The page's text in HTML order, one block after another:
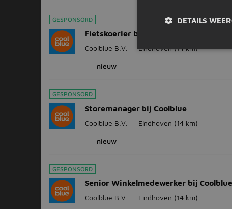
GESPONSORD
Fietskoerier bij Coolblue
Coolblue B.V. Eindhoven (14 km)
nieuw
GESPONSORD
Storemanager bij Coolblue
Coolblue B.V. Eindhoven (14 km)
nieuw
GESPONSORD
Senior Winkelmedewerker bij Coolblue
Coolblue B.V. Eindhoven (14 km)
DETAILS